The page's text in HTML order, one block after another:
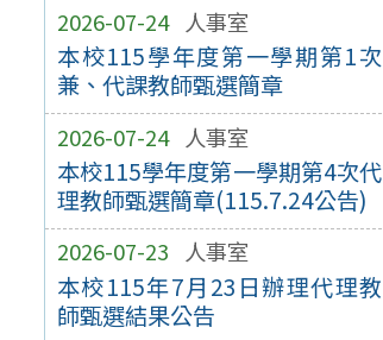
2026-07-24 人事室
本校115學年度第一學期第1次
兼、代課教師甄選簡章
2026-07-24 人事室
本校115學年度第一學期第4次代
理教師甄選簡章(115.7.24公告)
2026-07-23 人事室
本校115年7月23日辦理代理教
師甄選結果公告